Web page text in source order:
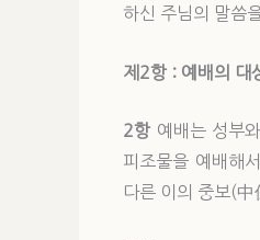
하신 주님의 말씀
제2항 : 예배의 대
2항 예배는 성부
피조물을 예배해
다른 이의 중보(